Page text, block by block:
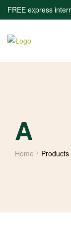
FREE express
A
Home Products